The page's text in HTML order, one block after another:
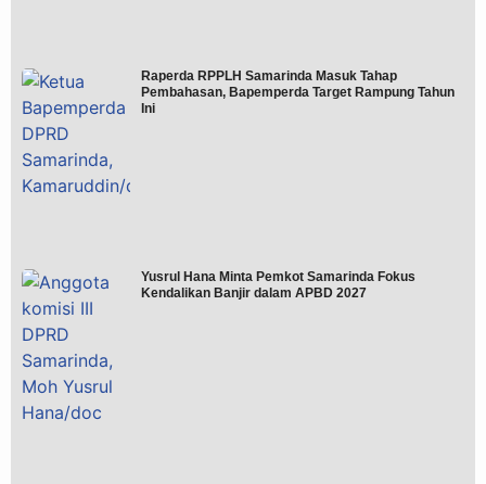
Raperda RPPLH Samarinda Masuk Tahap
Pembahasan, Bapemperda Target Rampung Tahun
Ini
Yusrul Hana Minta Pemkot Samarinda Fokus
Kendalikan Banjir dalam APBD 2027